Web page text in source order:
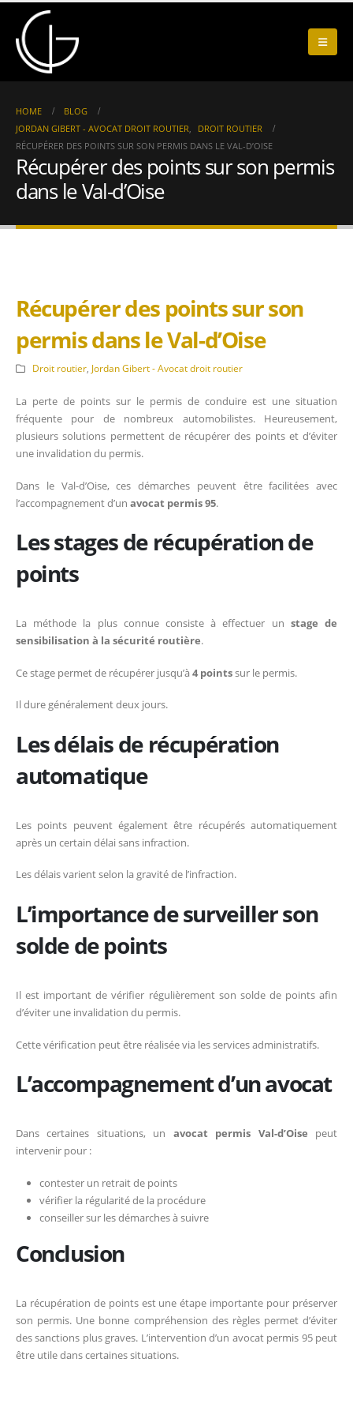
HOME
BLOG
JORDAN GIBERT - AVOCAT DROIT ROUTIER,
DROIT ROUTIER
RÉCUPÉRER DES POINTS SUR SON PERMIS DANS LE VAL-D’OISE
Récupérer des points sur son permis
dans le Val-d’Oise
Récupérer des points sur son
permis dans le Val-d’Oise
Droit routier, Jordan Gibert - Avocat droit routier
La perte de points sur le permis de conduire est une situation
fréquente pour de nombreux automobilistes. Heureusement,
plusieurs solutions permettent de récupérer des points et d’éviter
une invalidation du permis.
Dans le Val-d’Oise, ces démarches peuvent être facilitées avec
l’accompagnement d’un avocat permis 95.
Les stages de récupération de
points
La méthode la plus connue consiste à effectuer un stage de
sensibilisation à la sécurité routière.
Ce stage permet de récupérer jusqu’à4 pointssur le permis.
Il dure généralement deux jours.
Les délais de récupération
automatique
Les points peuvent également être récupérés automatiquement
après un certain délai sans infraction.
Les délais varient selon la gravité de l’infraction.
L’importance de surveiller son
solde de points
Il est important de vérifier régulièrement son solde de points afin
d’éviter une invalidation du permis.
Cette vérification peut être réalisée via les services administratifs.
L’accompagnement d’un avocat
Dans certaines situations, un avocat permis Val-d’Oise peut
intervenir pour :
contester un retrait de points
vérifier la régularité de la procédure
conseiller sur les démarches à suivre
Conclusion
La récupération de points est une étape importante pour préserver
son permis. Une bonne compréhension des règles permet d’éviter
des sanctions plus graves. L’intervention d’un avocat permis 95 peut
être utile dans certaines situations.